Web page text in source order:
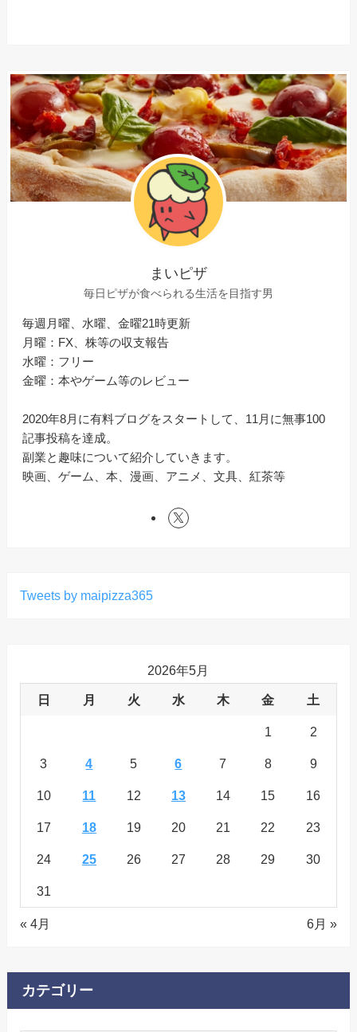
まいピザ
毎日ピザが食べられる生活を目指す男
毎週月曜、水曜、金曜21時更新
月曜：FX、株等の収支報告
水曜：フリー
金曜：本やゲーム等のレビュー
2020年8月に有料ブログをスタートして、11月に無事100
記事投稿を達成。
副業と趣味について紹介していきます。
映画、ゲーム、本、漫画、アニメ、文具、紅茶等
Tweets by maipizza365
2026年5月
日 月 火 水 木 金 土
1 2
3 4 5 6 7 8 9
10 11 12 13 14 15 16
17 18 19 20 21 22 23
24 25 26 27 28 29 30
31
« 4月 6月 »
カテゴリー